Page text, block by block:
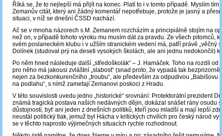
Říká se, že to nejlepší má přijít na konec. Platí to i v tomto případě. Myslím tím
Zemanův citát, který ani žádný komentář nepotřebuje, protože je jasný a
situaci, v níž se dnešní ČSSD nachází.
Ač se v mnoha názorech s M. Zemanem rozcházím a principiálně stojím na
než on, v případě tohoto výroku mu musím dát za pravdu. Ze všech pitomců,
svém poslaneckém klubu i v užším stranickém vedení má, patří právě „věčný
Dolínek (studoval prý na deseti vysokých školách, ale ani jednu nedokončil) k
Po něm hned následuje další „středoškolák“ ‒ J. Hamáček. Toho na rozdíl od
pro něho má jakousi zvláštní „slabost“ (snad proto, že vypadá tak
nejen za bezkonkurenčního „troubu“, ale především za odpudivou „Babišovu
na podlahu“, s nímž zametají Zemanovi poskoci z Hradu.
V této souvislosti uvedu jedno „historické“ srovnání: Protektorátní prezident
známá tragická postava našich nedávných dějin, dokázal snášet rány osudu
důstojností, byť ani jeden z dnešních politiků, kteří jsou mladší a mají lepší
neustál politický tlak, jemuž byl Hácha v kritických chvílích pro český národ
se v těchto naprosto výjimečných situacích rychle rozhodnout.